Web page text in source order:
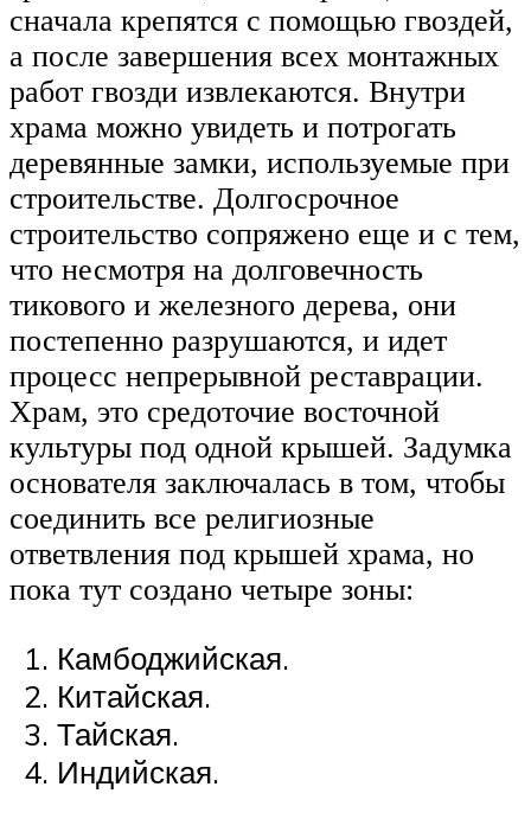
сначала крепятся с помощью гвоздей,
а после завершения всех монтажных
работ гвозди извлекаются. Внутри
храма можно увидеть и потрогать
деревянные замки, используемые при
строительстве. Долгосрочное
строительство сопряжено еще и с тем,
что несмотря на долговечность
тикового и железного дерева, они
постепенно разрушаются, и идет
процесс непрерывной реставрации.
Храм, это средоточие восточной
культуры под одной крышей. Задумка
основателя заключалась в том, чтобы
соединить все религиозные
ответвления под крышей храма, но
пока тут создано четыре зоны:
Камбоджийская.
Китайская.
Тайская.
Индийская.